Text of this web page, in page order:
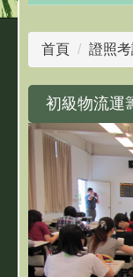
首頁 證照
初級物流運